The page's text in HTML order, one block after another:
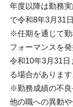
年度以降は勤務
で令和8年3月31
※任期を通じて勤
フォーマンスを
令和10年3月31日
る場合があります
※勤務成績の不良
他の職への異動